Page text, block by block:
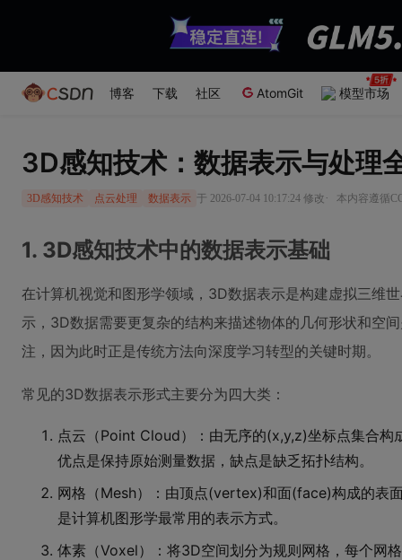
博客 下载 社区 AtomGit 模型市场
3D感知技术：数据表示与处理
3D感知技术 点云处理 数据表示 于 2026-07-04 10:17:24 修改 · 本内容遵循
1. 3D感知技术中的数据表示基础
在计算机视觉和图形学领域，3D数据表示是构建虚拟三维
示，3D数据需要更复杂的结构来描述物体的几何形状和空
注，因为此时正是传统方法向深度学习转型的关键时期。
常见的3D数据表示形式主要分为四大类：
点云（Point Cloud）：由无序的(x,y,z)坐标点集合构
优点是保持原始测量数据，缺点是缺乏拓扑结构。
网格（Mesh）：由顶点(vertex)和面(face)构成的表
是计算机图形学最常用的表示方式。
体素（Voxel）：将3D空间划分为规则网格，每个网